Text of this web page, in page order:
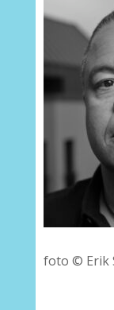
foto © Erik